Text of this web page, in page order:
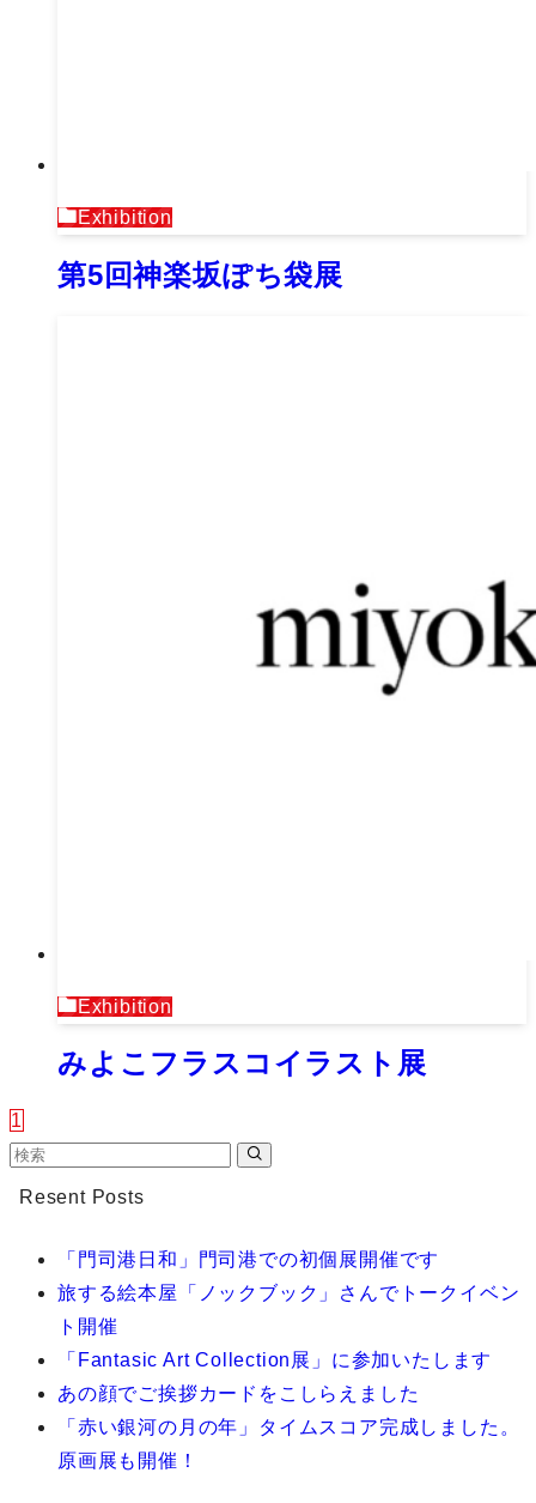
Exhibition
第5回神楽坂ぽち袋展
Exhibition
みよこフラスコイラスト展
1
Resent Posts
「門司港日和」門司港での初個展開催です
旅する絵本屋「ノックブック」さんでトークイベン
ト開催
「Fantasic Art Collection展」に参加いたします
あの顔でご挨拶カードをこしらえました
「赤い銀河の月の年」タイムスコア完成しました。
原画展も開催！